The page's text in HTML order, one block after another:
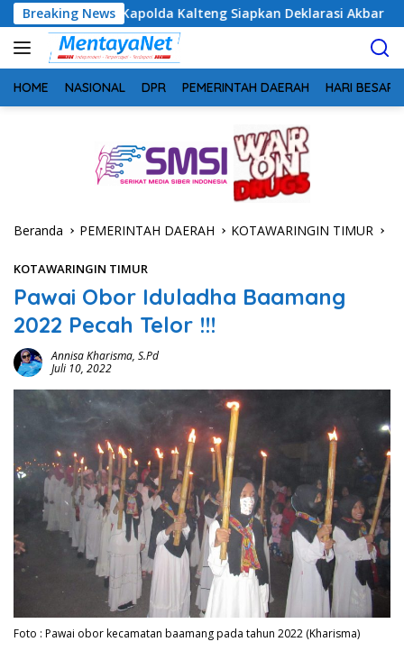
Langsung
ke
konten
Breaking News
Kalteng Siapkan Deklarasi Akbar Pantau
HOME NASIONAL DPR PEMERINTAH DAERAH HARI BESAR
Beranda PEMERINTAH DAERAH KOTAWARINGIN TIMUR
KOTAWARINGIN TIMUR
Pawai Obor Iduladha Baamang
2022 Pecah Telor !!!
Annisa Kharisma, S.Pd
Juli 10, 2022
Foto : Pawai obor kecamatan baamang pada tahun 2022 (Kharisma)